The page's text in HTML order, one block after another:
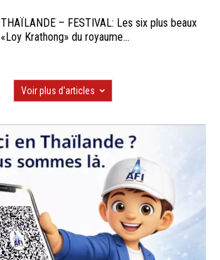
THAÏLANDE – FESTIVAL: Les six plus beaux
«Loy Krathong» du royaume...
Voir plus d'articles